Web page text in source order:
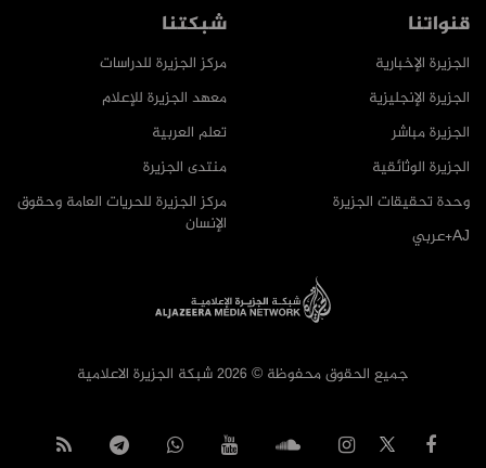
شبكتنا
مركز الجزيرة للدراسات
معهد الجزيرة للإعلام
تعلم العربية
منتدى الجزيرة
مركز الجزيرة للحريات العامة وحقوق
الإنسان
قنواتنا
الجزيرة الإخبارية
الجزيرة الإنجليزية
الجزيرة مباشر
الجزيرة الوثائقية
وحدة تحقيقات الجزيرة
AJ+عربي
جميع الحقوق محفوظة © 2026 شبكة الجزيرة الاعلامية